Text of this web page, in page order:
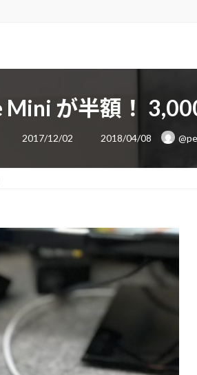
Mini が半額！
2017/12/02
最
終
日
2018/04/08